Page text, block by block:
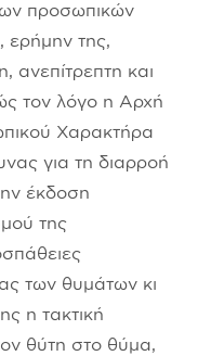
προσωπικών
ερήμην της,
ανεπίτρεπτη και
τον λόγο η Αρχή
Χαρακτήρα
για τη διαρροή
έκδοση
της
των θυμάτων κι
η τακτική
θύτη στο θύμα,